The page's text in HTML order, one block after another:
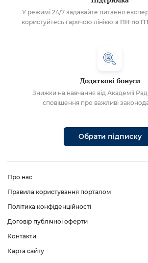
У режимі 24/7 задавайте питання
користуйтесь гарячою лінією з ПН по
Додаткові бонуси
Знижки на навчання від Академії
сповіщення про важливі
Обрати підписку
Про нас
Правила користування порталом
Політика конфіденційності
Договір публічної оферти
Контакти
Карта сайту